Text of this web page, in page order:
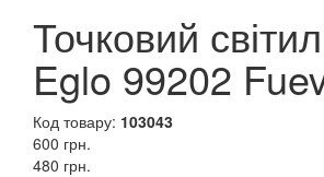
Точковий
Eglo 99202
Код товару: 103043
600 грн.
480 грн.